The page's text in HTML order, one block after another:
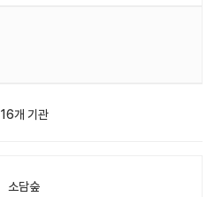
16개 기관
소담숲